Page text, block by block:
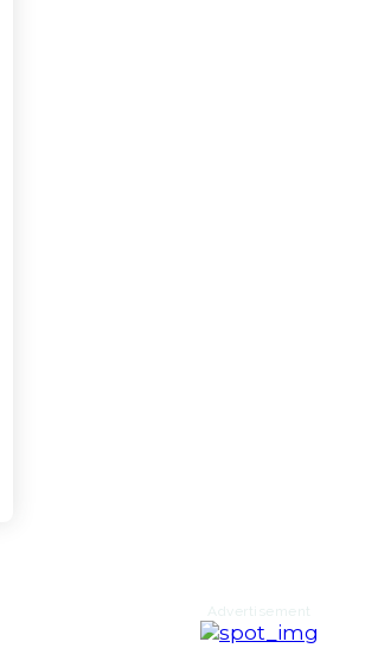
Advertisement